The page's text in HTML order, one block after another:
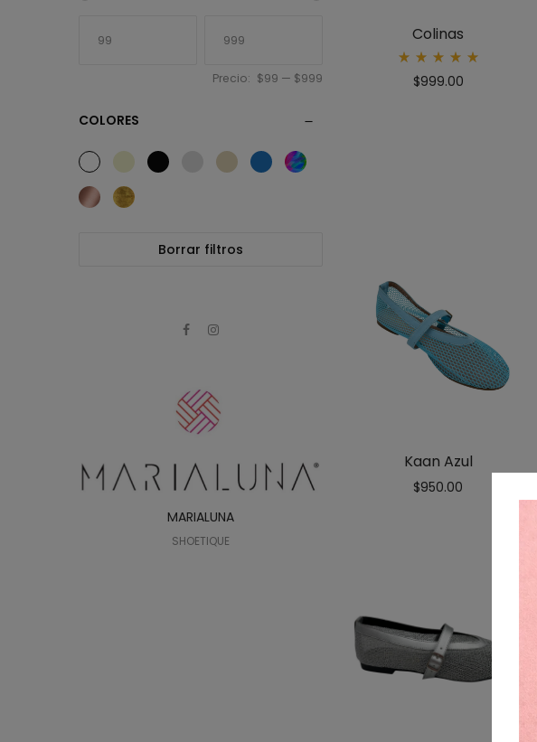
Colinas
5.00
$999.00
Kaan Azul
$950.00
Precio: $99 — $999
COLORES
Borrar filtros
MARIALUNA
SHOETIQUE